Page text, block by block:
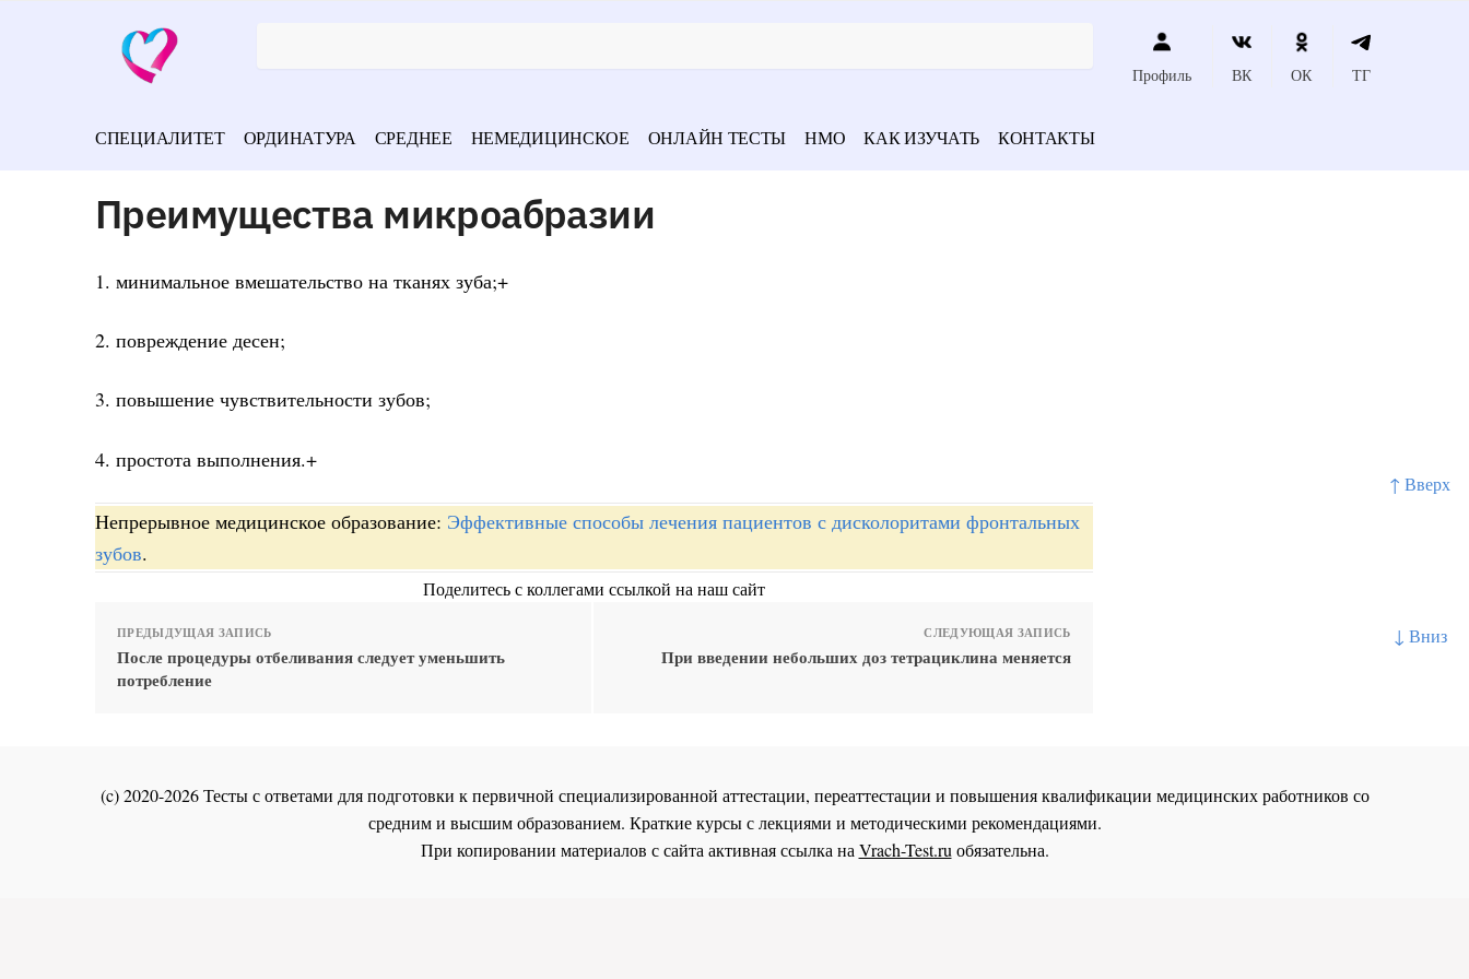
↑ Вверх
↓ Вниз
Профиль ВК ОК ТГ
СПЕЦИАЛИТЕТ ОРДИНАТУРА СРЕДНЕЕ НЕМЕДИЦИНСКОЕ ОНЛАЙН ТЕСТЫ НМО КАК ИЗУЧАТЬ КОНТАКТЫ
Преимущества микроабразии
1. минимальное вмешательство на тканях зуба;+
2. повреждение десен;
3. повышение чувствительности зубов;
4. простота выполнения.+
Непрерывное медицинское образование: Эффективные способы лечения пациентов с дисколоритами фронтальных
зубов.
Поделитесь с коллегами ссылкой на наш сайт
ПРЕДЫДУЩАЯ ЗАПИСЬ
После процедуры отбеливания следует уменьшить
потребление
СЛЕДУЮЩАЯ ЗАПИСЬ
При введении небольших доз тетрациклина меняется
(c) 2020-2026 Тесты с ответами для подготовки к первичной специализированной аттестации, переаттестации и повышения квалификации медицинских работников со
средним и высшим образованием. Краткие курсы с лекциями и методическими рекомендациями.
При копировании материалов с сайта активная ссылка наVrach-Test.ruобязательна.